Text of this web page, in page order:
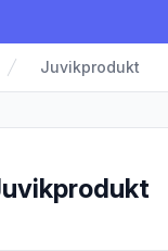
Juvikprodukt